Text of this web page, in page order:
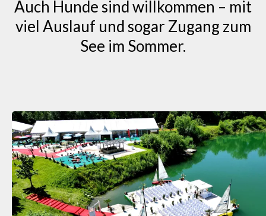
Auch Hunde sind willkommen – mit
viel Auslauf und sogar Zugang zum
See im Sommer.